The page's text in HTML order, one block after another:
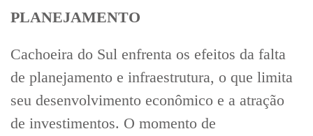
PLANEJAMENTO
Cachoeira do Sul enfrenta os efeitos da falta
de planejamento e infraestrutura, o que limita
seu desenvolvimento econômico e a atração
de investimentos. O momento de